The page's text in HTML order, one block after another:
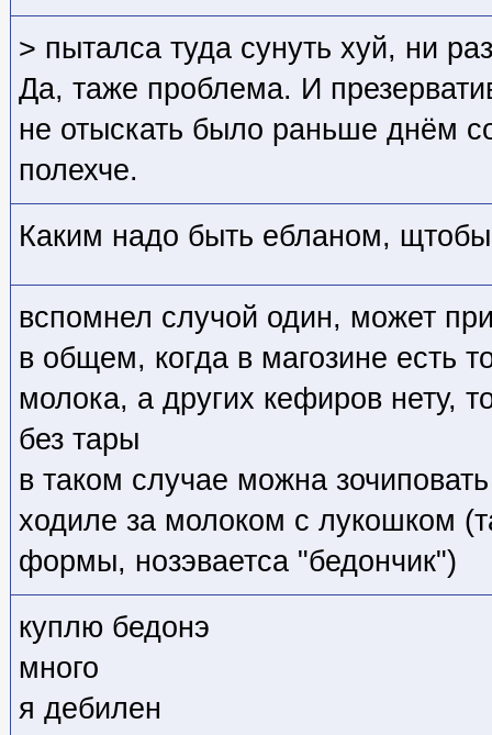
> пыталса туда сунуть хуй, ни
Да, таже проблема. И
не отыскать было раньше днём
полехче.
Каким надо быть ебланом,
вспомнел случой один, может
в общем, когда в магозине есть
молока, а других кефиров нету,
без тары
в таком случае можна
ходиле за молоком с лукошком
формы, нозэваетса "бедончик")
куплю бедонэ
много
я дебилен